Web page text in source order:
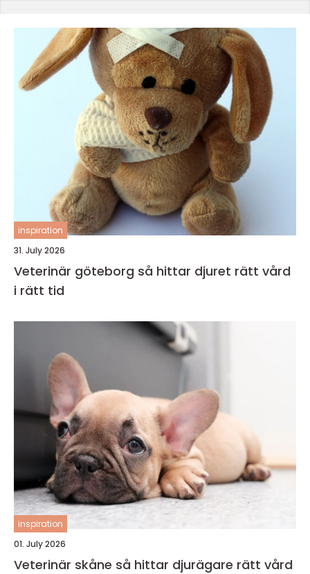
inspiration
31. July 2026
Veterinär göteborg så hittar djuret rätt vård
i rätt tid
inspiration
01. July 2026
Veterinär skåne så hittar djurägare rätt vård